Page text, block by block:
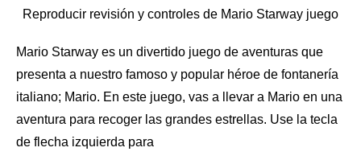
Reproducir revisión y controles de Mario Starway juego
Mario Starway es un divertido juego de aventuras que
presenta a nuestro famoso y popular héroe de fontanería
italiano; Mario. En este juego, vas a llevar a Mario en una
aventura para recoger las grandes estrellas. Use la tecla
de flecha izquierda para